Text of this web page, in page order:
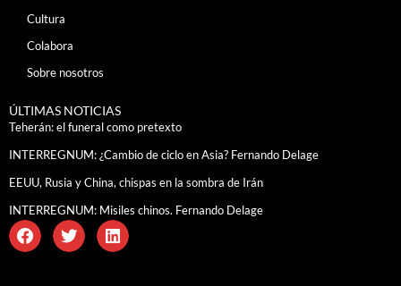
Cultura
Colabora
Sobre nosotros
ÚLTIMAS NOTICIAS
Teherán: el funeral como pretexto
INTERREGNUM: ¿Cambio de ciclo en Asia? Fernando Delage
EEUU, Rusia y China, chispas en la sombra de Irán
INTERREGNUM: Misiles chinos. Fernando Delage